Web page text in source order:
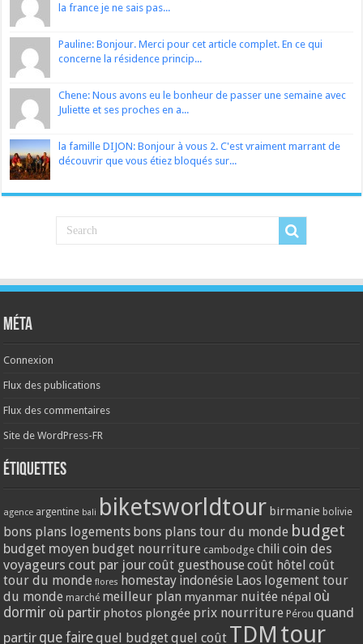
la france je ne sais pas...
Pauline: Bonjour. Merci pour cet article complet. En ce qui
concerne la résidence princip...
Chene: Nous avons eu le bonheur de passer une semaine avec
Juliette et ses proches en a...
la famille DIJON: Bonjour à vous 2. C'est vraiment marrant de
découvrir que vous étiez bloqués sur...
Méta
Connexion
Flux des publications
Flux des commentaires
Site de WordPress-FR
Étiquettes
agence argentine bali biketsworldtour birmanie bolivie
bons plans logements bons plans tour du monde budget
budget moyen budget nourriture cambodge chili coin des
voyageurs cout par jourcoût guesthouse coût hôtel coût
tour du monde flores homestay indonésie Laos logement tour
du monde marché meilleur plan myanmar nuitée népal où
dormir où partir photos plongée prix nourriture Pérou quand
partir que fairequel budgetquel coût TDM tour